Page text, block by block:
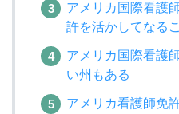
アメリカ国際看護
許を活かしてなる
アメリカ国際看護
い州もある
アメリカ看護師免